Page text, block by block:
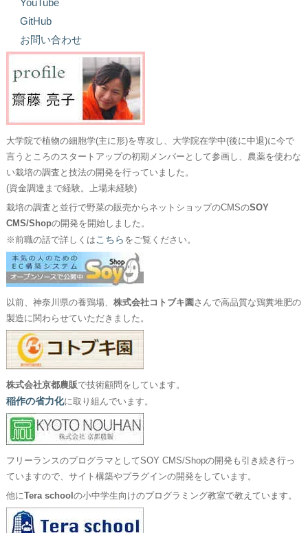
YouTube
GitHub
お問い合わせ
大学院で植物の細胞学(主に形)を専攻し、大学院在学中(後に中退)に今で
言うところのスタートアップの初期メンバーとして参画し、農薬を使わな
い栽培の調査と技法の開発を行っていました。
(資金調達まで経験。上場未経験)
栽培の調査と並行で野菜の販売からネットショップのCMSのSOY
CMS/Shopの開発を開始しました。
※前職の話で詳しくはこちら をご覧ください。
以前、神奈川県の養鶏場、 株式会社コトブキ園 さんで高品質な鶏糞堆肥の
製造に関わらせていただきました。
株式会社京都農販で技術顧問をしています。
稲作の省力化に取り組んでいます。
フリーランスのプログラマとしてSOY CMS/Shopの開発も引き続き行っ
ていますので、サイト構築やプラグインの開発をしています。
他にTera school の小中学生向けのプログラミング教室で教えています。